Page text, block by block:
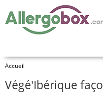
Accueil
Végé'Ibérique